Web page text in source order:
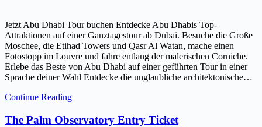
Jetzt Abu Dhabi Tour buchen Entdecke Abu Dhabis Top-
Attraktionen auf einer Ganztagestour ab Dubai. Besuche die Große
Moschee, die Etihad Towers und Qasr Al Watan, mache einen
Fotostopp im Louvre und fahre entlang der malerischen Corniche.
Erlebe das Beste von Abu Dhabi auf einer geführten Tour in einer
Sprache deiner Wahl Entdecke die unglaubliche architektonische…
Continue Reading
The Palm Observatory Entry Ticket